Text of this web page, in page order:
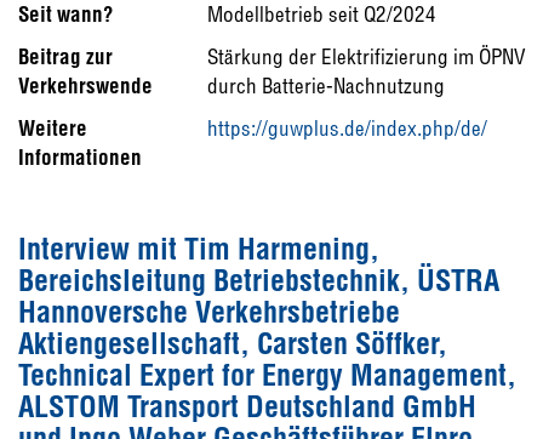
Seit wann?
Modellbetrieb seit Q2/2024
Beitrag zur
Verkehrswende
Stärkung der Elektrifizierung im ÖPNV
durch Batterie-Nachnutzung
Weitere
Informationen
https://guwplus.de/index.php/de/
Interview mit Tim Harmening,
Bereichsleitung Betriebstechnik, ÜSTRA
Hannoversche Verkehrsbetriebe
Aktiengesellschaft, Carsten Söffker,
Technical Expert for Energy Management,
ALSTOM Transport Deutschland GmbH